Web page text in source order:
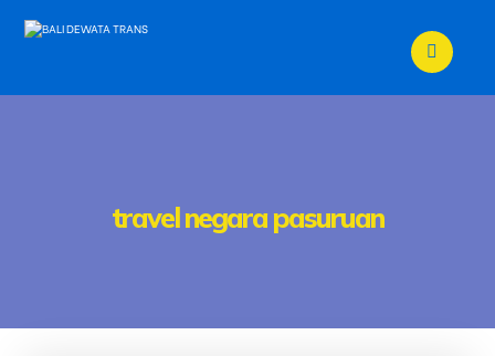
travel negara pasuruan